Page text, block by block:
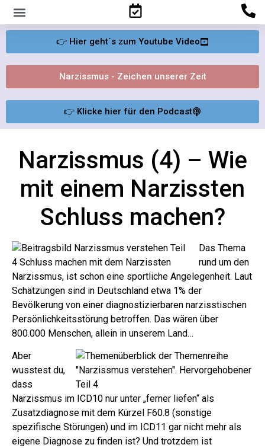
👉 Hier geht´s zum Youtube Video
Narzissmus - Zeichen unserer Zeit
👉 Klicke hier für den Podcast
Narzissmus (4) – Wie
mit einem Narzissten
Schluss machen?
Das Thema
rund um den
Narzissmus, ist schon eine sportliche Angelegenheit. Laut
Schätzungen sind in Deutschland etwa 1% der
Bevölkerung von einer diagnostizierbaren narzisstischen
Persönlichkeitsstörung betroffen. Das wären über
800.000 Menschen, allein in unserem Land…
Aber
wusstest du,
dass
Narzissmus im ICD10 nur unter „ferner liefen“ als
Zusatzdiagnose mit dem Kürzel F60.8 (sonstige
spezifische Störungen) und im ICD11 gar nicht mehr als
eigene Diagnose zu finden ist? Und trotzdem ist